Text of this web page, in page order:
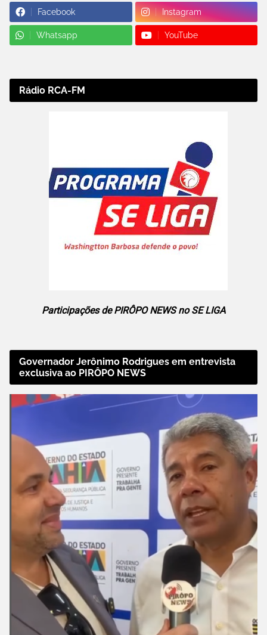
Facebook Instagram
Whatsapp YouTube
Rádio RCA-FM
Participações de PIRÔPO NEWS no SE LIGA
Governador Jerônimo Rodrigues em entrevista
exclusiva ao PIRÔPO NEWS